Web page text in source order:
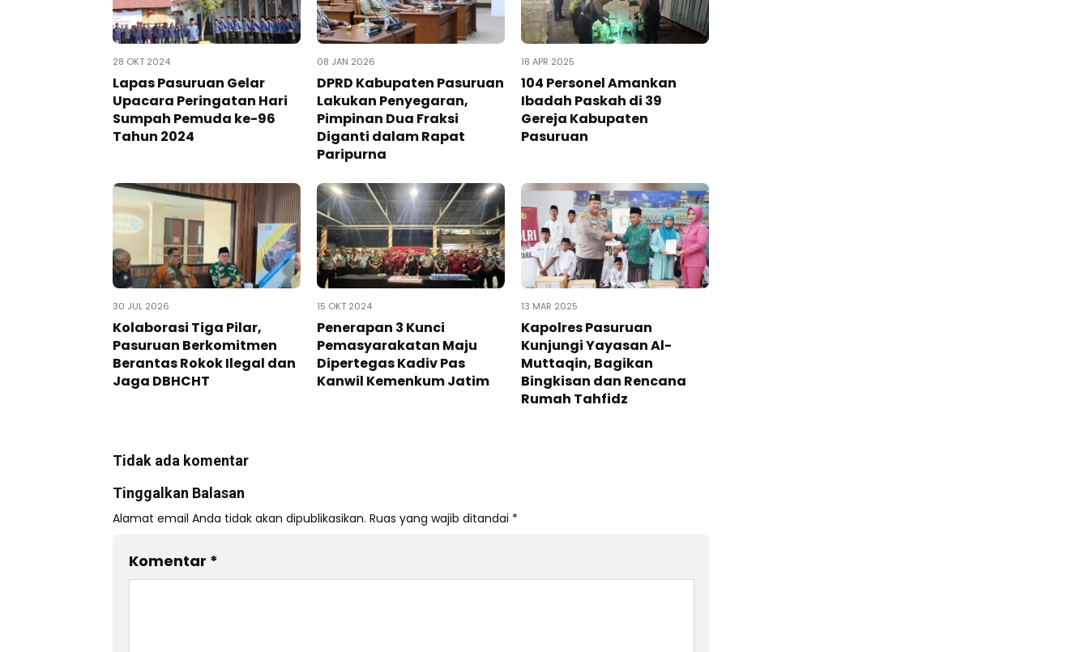
28 OKT 2024
Lapas Pasuruan Gelar
Upacara Peringatan Hari
Sumpah Pemuda ke-96
Tahun 2024
08 JAN 2026
DPRD Kabupaten Pasuruan
Lakukan Penyegaran,
Pimpinan Dua Fraksi
Diganti dalam Rapat
Paripurna
18 APR 2025
104 Personel Amankan
Ibadah Paskah di 39
Gereja Kabupaten
Pasuruan
30 JUL 2026
‎Kolaborasi Tiga Pilar,
Pasuruan Berkomitmen
Berantas Rokok Ilegal dan
Jaga DBHCHT
15 OKT 2024
Penerapan 3 Kunci
Pemasyarakatan Maju
Dipertegas Kadiv Pas
Kanwil Kemenkum Jatim
13 MAR 2025
Kapolres Pasuruan
Kunjungi Yayasan Al-
Muttaqin, Bagikan
Bingkisan dan Rencana
Rumah Tahfidz
Tidak ada komentar
Tinggalkan Balasan
Alamat email Anda tidak akan dipublikasikan. Ruas yang wajib ditandai *
Komentar *